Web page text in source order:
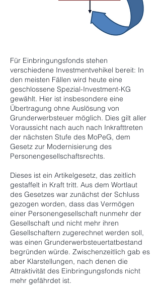
Für Einbringungsfonds stehen
verschiedene Investmentvehikel bereit: In
den meisten Fällen wird heute eine
geschlossene Spezial-Investment-KG
gewählt. Hier ist insbesondere eine
Übertragung ohne Auslösung von
Grunderwerbsteuer möglich. Dies gilt aller
Voraussicht nach auch nach Inkrafttreten
der nächsten Stufe des MoPeG, dem
Gesetz zur Modernisierung des
Personengesellschaftsrechts.
Dieses ist ein Artikelgesetz, das zeitlich
gestaffelt in Kraft tritt. Aus dem Wortlaut
des Gesetzes war zunächst der Schluss
gezogen worden, dass das Vermögen
einer Personengesellschaft nunmehr der
Gesellschaft und nicht mehr ihren
Gesellschaftern zugerechnet werden soll,
was einen Grunderwerbsteuertatbestand
begründen würde. Zwischenzeitlich gab es
aber Klarstellungen, nach denen die
Attraktivität des Einbringungsfonds nicht
mehr gefährdet ist.